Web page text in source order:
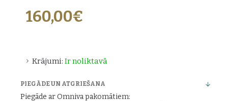
Krājumi: Ir noliktavā
160,00€
PIEGĀDE UN ATGRIEŠANA
Piegāde ar Omniva pakomātiem: